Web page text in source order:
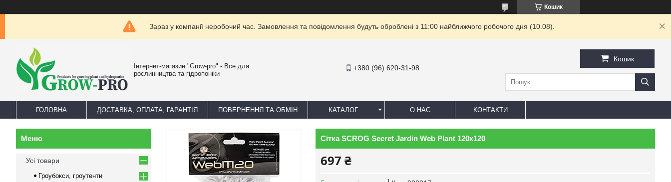
Кошик
Зараз у компанії неробочий час. Замовлення та повідомлення будуть оброблені з 11:00 найближчого робочого дня (10.08).
Інтернет-магазин "Grow-pro" - Все для
рослинництва та гідропоніки
+380 (96) 620-31-98
Кошик
ГОЛОВНА ДОСТАВКА, ОПЛАТА, ГАРАНТІЯ ПОВЕРНЕННЯ ТА ОБМІН КАТАЛОГ О НАС КОНТАКТИ
Сітка SCROG Secret Jardin Web Plant 120х120
697 ₴
Усі товари
Гроубокси, гроутенти